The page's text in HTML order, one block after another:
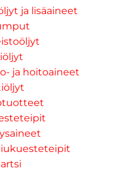
ja lisäaineet
ja hoitoaineet